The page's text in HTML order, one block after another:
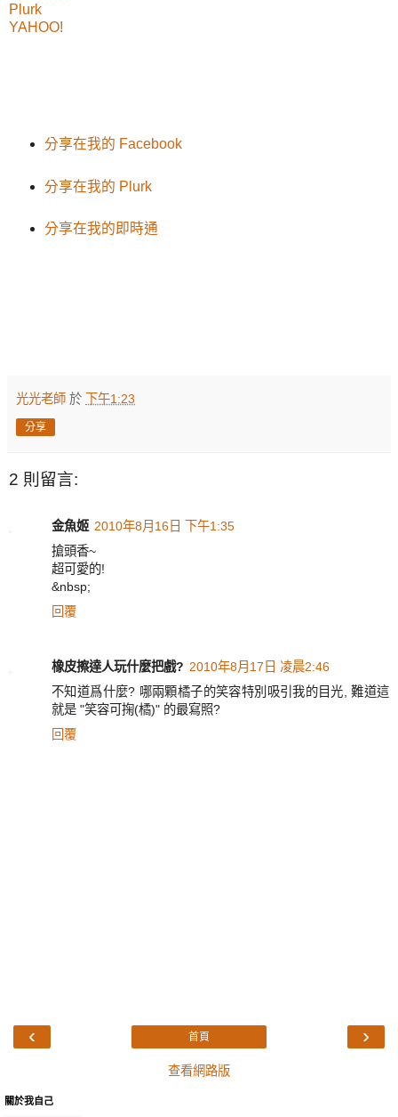
Plurk
YAHOO!
分享在我的 Facebook
分享在我的 Plurk
分享在我的即時通
光光老師 於 下午1:23
分享
2 則留言:
金魚姬 2010年8月16日 下午1:35
搶頭香~
超可愛的!
&nbsp;
回覆
橡皮擦達人玩什麼把戲? 2010年8月17日 凌晨2:46
不知道爲什麼? 哪兩顆橘子的笑容特別吸引我的目光, 難道這
就是 "笑容可掬(橘)" 的最寫照?
回覆
‹ ›
首頁
查看網路版
關於我自己